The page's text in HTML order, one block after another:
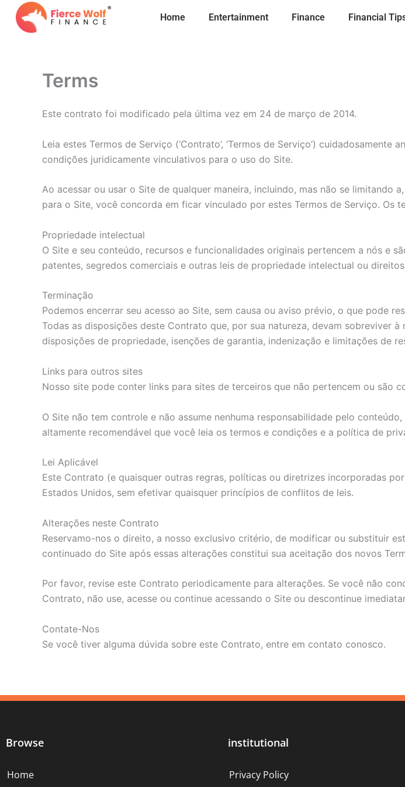
Skip
Home Entertainment Finance Financial
Terms
Este contrato foi modificado pela última vez em 24 de março de 2014.
Leia estes Termos de Serviço (‘Contrato’, ‘Termos de Serviço’)
condições juridicamente vinculativos para o uso do Site.
Ao acessar ou usar o Site de qualquer maneira, incluindo, mas não se
para o Site, você concorda em ficar vinculado por estes Termos de Serviço. Os
Propriedade intelectual
O Site e seu conteúdo, recursos e funcionalidades originais pertencem a nós e
patentes, segredos comerciais e outras leis de propriedade intelectual ou
Terminação
Podemos encerrar seu acesso ao Site, sem causa ou aviso prévio, o que pode
Todas as disposições deste Contrato que, por sua natureza, devam sobreviver
disposições de propriedade, isenções de garantia, indenização e limitações de
Links para outros sites
Nosso site pode conter links para sites de terceiros que não pertencem ou são
O Site não tem controle e não assume nenhuma responsabilidade pelo
altamente recomendável que você leia os termos e condições e a política de
Lei Aplicável
Este Contrato (e quaisquer outras regras, políticas ou diretrizes incorporadas
Estados Unidos, sem efetivar quaisquer princípios de conflitos de leis.
Alterações neste Contrato
Reservamo-nos o direito, a nosso exclusivo critério, de modificar ou substituir
continuado do Site após essas alterações constitui sua aceitação dos novos
Por favor, revise este Contrato periodicamente para alterações. Se você não
Contrato, não use, acesse ou continue acessando o Site ou descontinue
Contate-Nos
Se você tiver alguma dúvida sobre este Contrato, entre em contato conosco.
Browse
Home
institutional
Privacy Policy